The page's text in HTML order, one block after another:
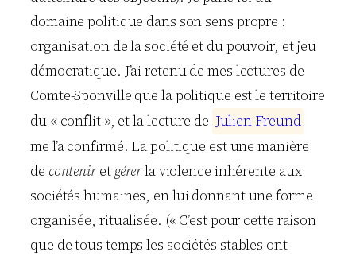
domaine politique dans son sens propre :
organisation de la société et du pouvoir, et jeu
démocratique. J’ai retenu de mes lectures de
Comte-Sponville que la politique est le territoire
du « conflit », et la lecture de Julien Freund
me l’a confirmé. La politique est une manière
de conteniretgérerla violence inhérente aux
sociétés humaines, en lui donnant une forme
organisée, ritualisée. (« C’est pour cette raison
que de tous temps les sociétés stables ont